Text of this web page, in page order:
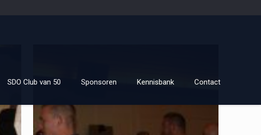
SDO Club van 50 Sponsoren Kennisbank Contact